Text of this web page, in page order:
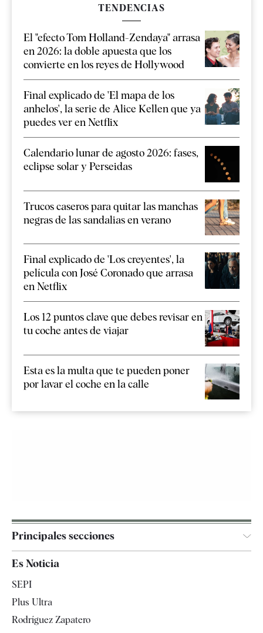
TENDENCIAS
El "efecto Tom Holland-Zendaya" arrasa
en 2026: la doble apuesta que los
convierte en los reyes de Hollywood
Final explicado de 'El mapa de los
anhelos', la serie de Alice Kellen que ya
puedes ver en Netflix
Calendario lunar de agosto 2026: fases,
eclipse solar y Perseidas
Trucos caseros para quitar las manchas
negras de las sandalias en verano
Final explicado de 'Los creyentes', la
película con José Coronado que arrasa
en Netflix
Los 12 puntos clave que debes revisar en
tu coche antes de viajar
Esta es la multa que te pueden poner
por lavar el coche en la calle
Principales secciones
España
Televisión
Es Noticia
SEPI
Plus Ultra
Rodríguez Zapatero